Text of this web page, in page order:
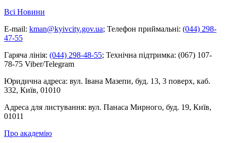
Всі Новини
E-mail: kman@kyivcity.gov.ua; Телефон приймальні: (044) 298-
47-55
Гаряча лінія: (044) 298-48-55; Технічна підтримка: (067) 107-
78-75 Viber/Telegram
Юридична адреса: вул. Івана Мазепи, буд. 13, 3 поверх, каб.
332, Київ, 01010
Адреса для листування: вул. Панаса Мирного, буд. 19, Київ,
01011
Про академію